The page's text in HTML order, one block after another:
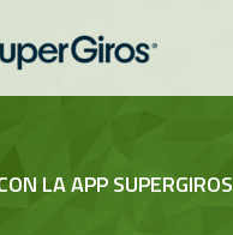
LA APP SUPERGIROS